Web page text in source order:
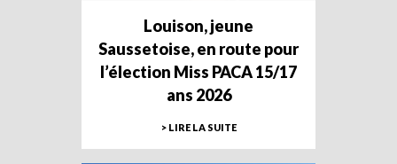
Louison, jeune
Saussetoise, en route pour
l’élection Miss PACA 15/17
ans 2026
> LIRE LA SUITE